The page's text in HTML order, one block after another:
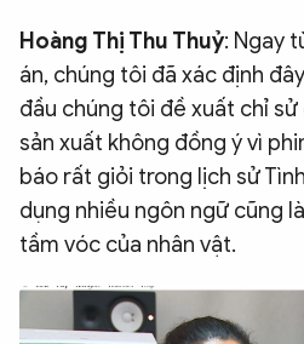
eMagazine
Video
Infographic
Chuyên trangAn ninh thế giới Văn
Chuyên đề
Hoàng Thị Thu Thuỷ: Ngay
án, chúng tôi đã xác định
đầu chúng tôi đề xuất chỉ
sản xuất không đồng ý vì
báo rất giỏi trong lịch sử
dụng nhiều ngôn ngữ cũng
tầm vóc của nhân vật.